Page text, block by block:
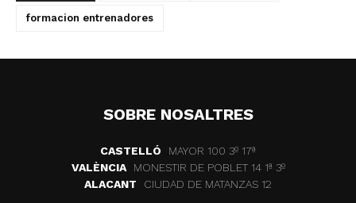
formacion entrenadores
SOBRE NOSALTRES
CASTELLÓ
MAYOR 100 3º 17ª
VALÈNCIA
MONESTIR DE POBLET 14 1ª 3º
ALACANT
CIUDAD DE MATANZAS 12